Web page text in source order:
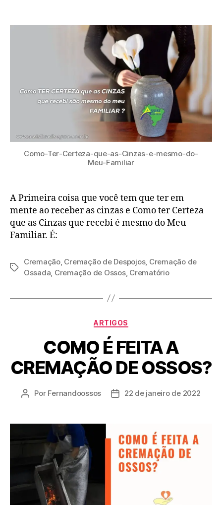
Como-Ter-Certeza-que-as-Cinzas-e-mesmo-do-
Meu-Familiar
A Primeira coisa que você tem que ter em
mente ao receber as cinzas e Como ter Certeza
que as Cinzas que recebi é mesmo do Meu
Familiar. É:
Cremação, Cremação de Despojos, Cremação de
Ossada Cremação de Ossos, Crematório
ARTIGOS
COMO É FEITA A
CREMAÇÃO DE OSSOS?
Por Fernandoossos 22 de janeiro de 2022